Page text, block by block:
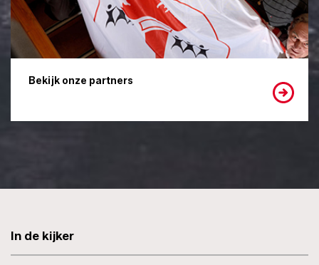
Bekijk onze partners
In de kijker